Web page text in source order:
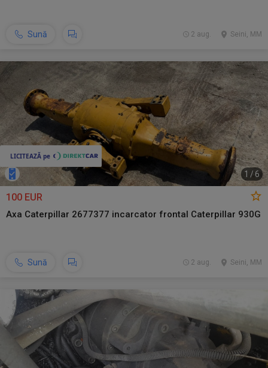
Sună Seini, MM
2 aug.
1 /6
100 EUR
Axa Caterpillar 2677377 incarcator frontal Caterpillar 930G
Sună Seini, MM
2 aug.